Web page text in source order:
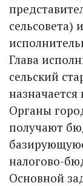
Глава
сельский
Органы
получают
налогово-
Основной